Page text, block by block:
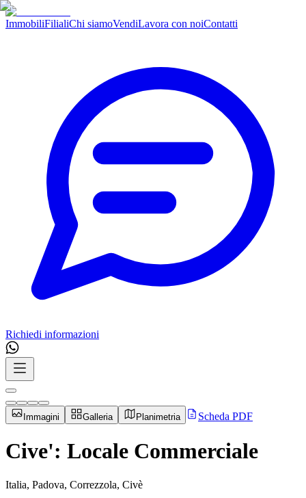
ImmobiliFilialiChi siamoVendiLavora con noiContatti
Richiedi informazioni
Immagini Galleria Planimetria Scheda PDF
Cive': Locale Commerciale
Italia, Padova, Correzzola, Civè